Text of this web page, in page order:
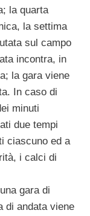
la quarta
la settima
sul campo
incontra, in
la gara viene
In caso di
minuti
due tempi
ciascuno ed a
i calci di
gara di
di andata viene